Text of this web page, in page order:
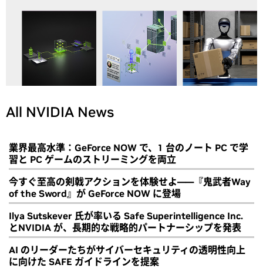
All NVIDIA News
業界最高水準：GeForce NOW で、1 台のノート PC で学
習と PC ゲームのストリーミングを両立
今すぐ至高の剣戟アクションを体験せよ――『鬼武者Way
of the Sword』が GeForce NOW に登場
Ilya Sutskever 氏が率いる Safe Superintelligence Inc.
とNVIDIA が、長期的な戦略的パートナーシップを発表
AI のリーダーたちがサイバーセキュリティの透明性向上
に向けた SAFE ガイドラインを提案